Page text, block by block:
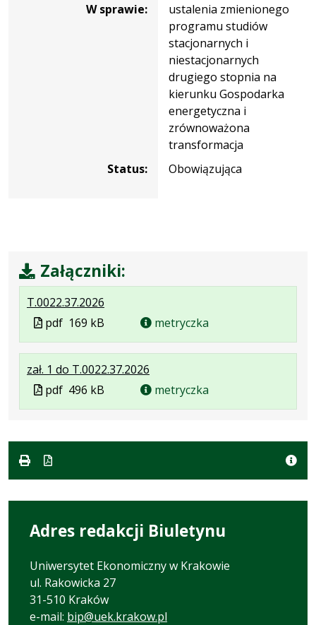
W sprawie:
ustalenia zmienionego
programu studiów
stacjonarnych i
niestacjonarnych
drugiego stopnia na
kierunku Gospodarka
energetyczna i
zrównoważona
transformacja
Status:
Obowiązująca
Załączniki:
T.0022.37.2026
formacie:
pdf
Rozmiar
169
kB
Otwiera
w
nowej
Plik
w
formacie
pdf 169 kB metryczka
zał. 1 do T.0022.37.2026
Plik
Rozmiar
Otwiera
Plik
w
pdf 496 kB metryczka
Adres redakcji Biuletynu
Uniwersytet Ekonomiczny w Krakowie
ul. Rakowicka 27
31-510 Kraków
e-mail: bip@uek.krakow.pl